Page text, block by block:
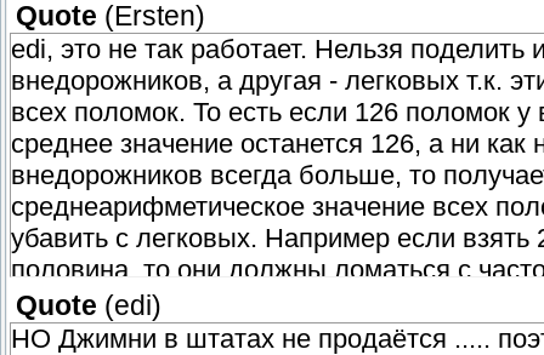
Quote ( Ersten)
edi, это не так работает. Нельзя поделить
внедорожников, а другая - легковых т.к.
всех поломок. То есть если 126 поломок
среднее значение останется 126, а ни
внедорожников всегда больше, то
среднеарифметическое значение всех
убавить с легковых. Например если
половина, то они должны ломаться с
255
Quote (edi)
НО Джимни в штатах не продаётся .....